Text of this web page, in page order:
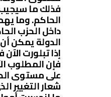
فذلك ما
الحاكم. وما
داخل الحزب
الدولة يمكن
إذا تبلورت
فإن المطلوب
على مستوى
شعار التغيير